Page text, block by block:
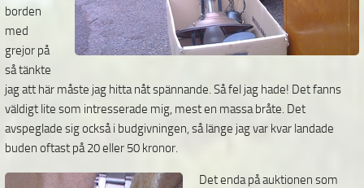
borden
med
grejor på
så tänkte
jag att här måste jag hitta nåt spännande. Så fel jag hade! Det fanns
väldigt lite som intresserade mig, mest en massa bråte. Det
avspeglade sig också i budgivningen, så länge jag var kvar landade
buden oftast på 20 eller 50 kronor.
Det enda på auktionen som